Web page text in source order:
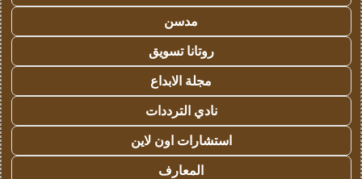
مدسن
روتانا تسويق
مجلة الابداع
نادي الترددات
استشارات اون لاين
المعارف